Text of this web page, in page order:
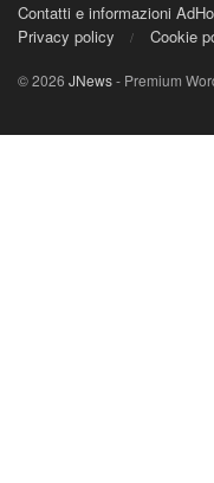
Contatti e informazioni
Privacy policy
Cookie
© 2026 JNews- Premium